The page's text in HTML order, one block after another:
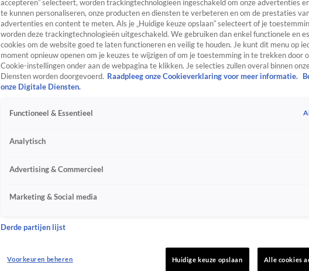
accepteren” selecteert, worden trackingtechnologieën ingeschakeld om onze advertenties
te kunnen personaliseren, onze producten en diensten te verbeteren en om de prestaties
advertenties en content te meten. Als je „Huidige keuze opslaan” selecteert of je
worden deze trackingtechnologieën uitgeschakeld. We gebruiken dan enkel functionele en
cookies om de website goed te laten functioneren en veilig te houden. Je kunt dit menu op
moment opnieuw openen om je keuzes te wijzigen of om je toestemming in te trekken door
Cookie-instellingen onder aan de webpagina te klikken. Je selecties zullen overal binnen
Diensten worden doorgevoerd. Raadpleeg onze Cookieverklaring voor meer informatie.
onze Digitale Diensten.
Functioneel & Essentieel
Analytisch
Advertising & Commercieel
Marketing & Social media
Derde partijen lijst
Voorkeuren beheren Huidige keuze opslaan Alle cookies